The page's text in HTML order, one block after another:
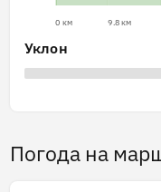
0 км 9.8 км
Уклон
Погода на